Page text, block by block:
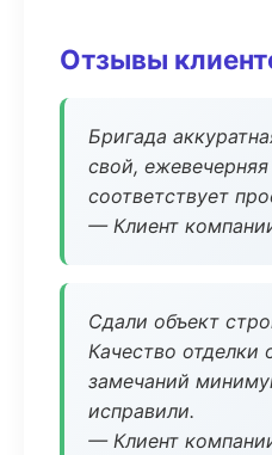
Отзывы
Бригада
свой, ежевечерняя
соответствует
— Клиент
Сдали объект
Качество отделки
замечаний
исправили.
— Клиент